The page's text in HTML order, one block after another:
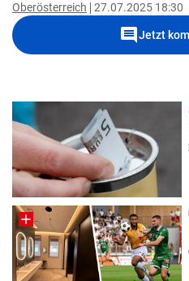
Oberösterreich 27.07.2025 18:30
commentJetzt